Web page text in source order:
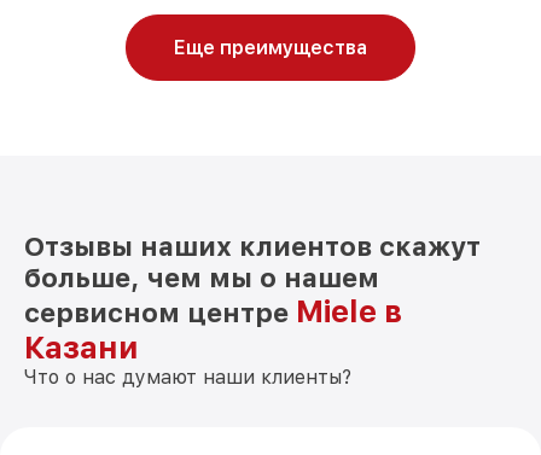
Еще преимущества
Отзывы наших клиентов скажут
больше, чем мы о нашем
сервисном центре Miele в
Казани
Что о нас думают наши клиенты?